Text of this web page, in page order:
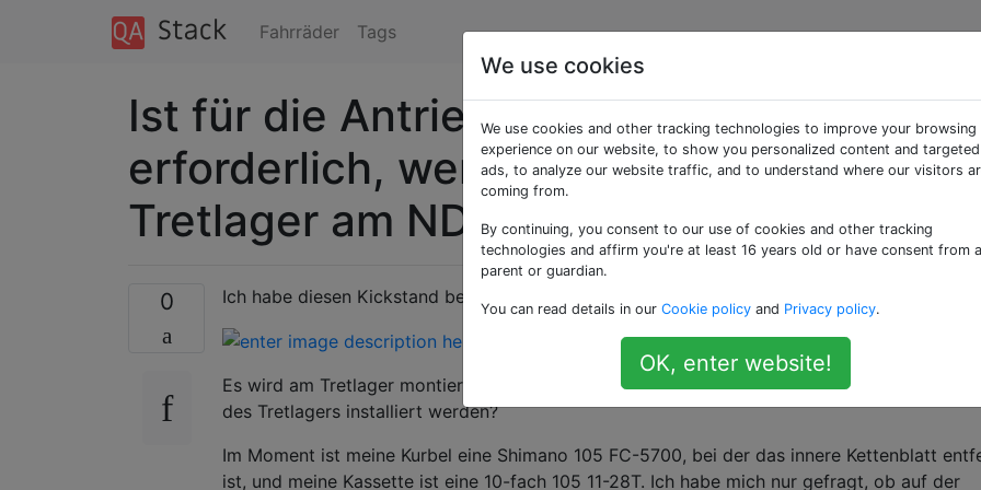
Fahrräder Tags
Ist für die Antriebsseite ein
erforderlich, wenn ein Tretlager für das
Tretlager am NDS installiert wird?
0 Ich habe diesen Kickstand bei eBay gesehen:
Es wird am Tretlager montiert. Sollte bei der Installation ein Abstandhalter auf der anderen
des Tretlagers installiert werden?
Im Moment ist meine Kurbel eine Shimano 105 FC-5700, bei der das innere Kettenblatt
ist, und meine Kassette ist eine 10-fach 105 11-28T. Ich habe mich nur gefragt, ob auf der
We use cookies
We use cookies and other tracking technologies to improve your browsing
experience on our website, to show you personalized content and targeted
ads, to analyze our website traffic, and to understand where our visitors
coming from.
By continuing, you consent to our use of cookies and other tracking
technologies and affirm you're at least 16 years old or have consent from a
parent or guardian.
You can read details in our Cookie policy and Privacy policy.
OK, enter website!